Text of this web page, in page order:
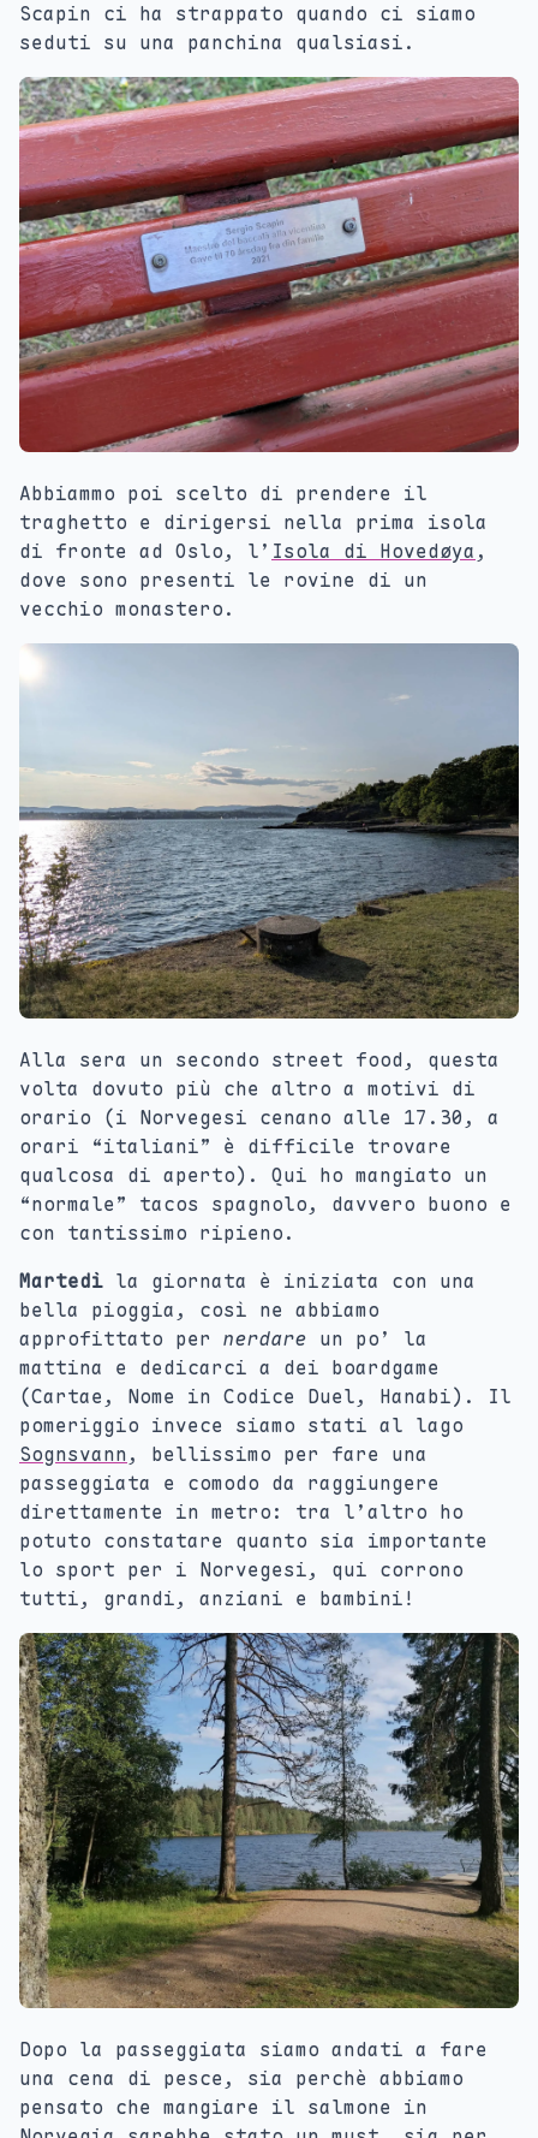
Scapin ci ha strappato quando ci siamo
seduti su una panchina qualsiasi.
Abbiammo poi scelto di prendere il
traghetto e dirigersi nella prima isola
di fronte ad Oslo, l’ Isola di Hovedøya ,
dove sono presenti le rovine di un
vecchio monastero.
Alla sera un secondo street food, questa
volta dovuto più che altro a motivi di
orario (i Norvegesi cenano alle 17.30, a
orari “italiani” è difficile trovare
qualcosa di aperto). Qui ho mangiato un
“normale” tacos spagnolo, davvero buono e
con tantissimo ripieno.
Martedì la giornata è iniziata con una
bella pioggia, così ne abbiamo
approfittato per nerdare un po’ la
mattina e dedicarci a dei boardgame
(Cartae, Nome in Codice Duel, Hanabi). Il
pomeriggio invece siamo stati al lago
Sognsvann, bellissimo per fare una
passeggiata e comodo da raggiungere
direttamente in metro: tra l’altro ho
potuto constatare quanto sia importante
lo sport per i Norvegesi, qui corrono
tutti, grandi, anziani e bambini!
Dopo la passeggiata siamo andati a fare
una cena di pesce, sia perchè abbiamo
pensato che mangiare il salmone in